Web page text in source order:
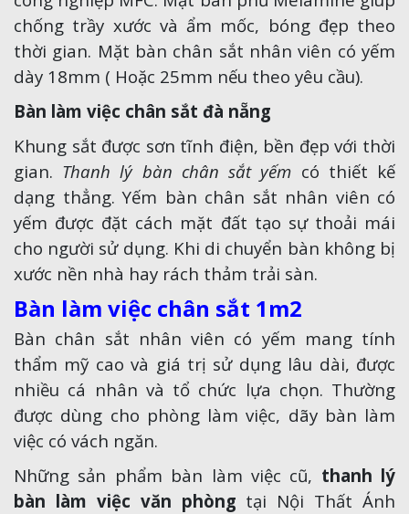
chống trầy xước và ẩm mốc, bóng đẹp theo
thời gian. Mặt bàn chân sắt nhân viên có yếm
dày 18mm ( Hoặc 25mm nếu theo yêu cầu).
Bàn làm việc chân sắt đà nẵng
Khung sắt được sơn tĩnh điện, bền đẹp với thời
gian. Thanh lý bàn chân sắt yếm có thiết kế
dạng thẳng. Yếm bàn chân sắt nhân viên có
yếm được đặt cách mặt đất tạo sự thoải mái
cho người sử dụng. Khi di chuyển bàn không bị
xước nền nhà hay rách thảm trải sàn.
Bàn làm việc chân sắt 1m2
Bàn chân sắt nhân viên có yếm mang tính
thẩm mỹ cao và giá trị sử dụng lâu dài, được
nhiều cá nhân và tổ chức lựa chọn. Thường
được dùng cho phòng làm việc, dãy bàn làm
việc có vách ngăn.
Những sản phẩm bàn làm việc cũ, thanh lý
bàn làm việc văn phòng tại Nội Thất Ánh